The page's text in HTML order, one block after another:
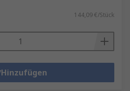
144,09 €/Stück
Hinzufügen